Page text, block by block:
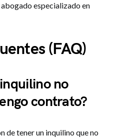
especializado en
(FAQ)
no
contrato?
de tener un inquilino que no